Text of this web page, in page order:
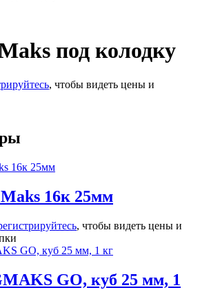
под колодку
, чтобы видеть цены и
16к 25мм
, чтобы видеть цены и
GO, куб 25 мм, 1